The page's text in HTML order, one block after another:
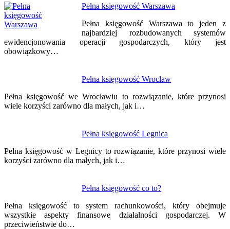
Pełna księgowość Warszawa
Pełna księgowość Warszawa to jeden z
najbardziej rozbudowanych systemów
ewidencjonowania operacji gospodarczych, który jest
obowiązkowy…
Pełna księgowość Wrocław
Pełna księgowość we Wrocławiu to rozwiązanie, które przynosi
wiele korzyści zarówno dla małych, jak i…
Pełna księgowość Legnica
Pełna księgowość w Legnicy to rozwiązanie, które przynosi wiele
korzyści zarówno dla małych, jak i…
Pełna księgowość co to?
Pełna księgowość to system rachunkowości, który obejmuje
wszystkie aspekty finansowe działalności gospodarczej. W
przeciwieństwie do…
Nawigacja
wpisu